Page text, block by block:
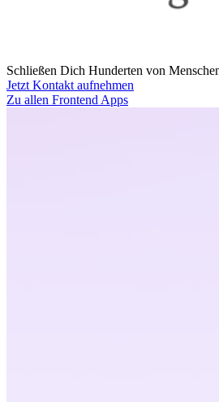
Schließen Dich Hunderten von
Jetzt Kontakt aufnehmen
Zu allen Frontend Apps